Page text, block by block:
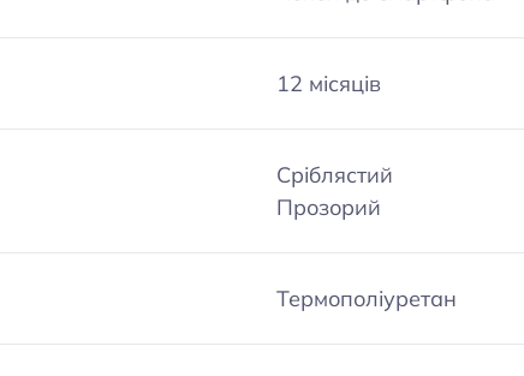
12 місяців
Сріблястий
Прозорий
Термополіуретан